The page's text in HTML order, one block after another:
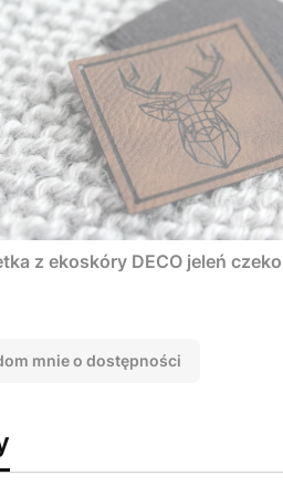
z ekoskóry DECO jeleń
mnie o dostępności